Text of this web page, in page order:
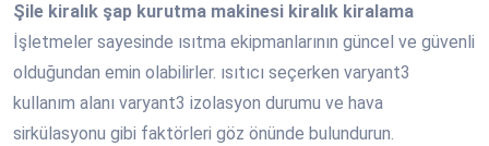
Şile kiralık şap kurutma makinesi kiralık kiralama
İşletmeler sayesinde ısıtma ekipmanlarının güncel ve güvenli
olduğundan emin olabilirler. ısıtıcı seçerken varyant3
kullanım alanı varyant3 izolasyon durumu ve hava
sirkülasyonu gibi faktörleri göz önünde bulundurun.